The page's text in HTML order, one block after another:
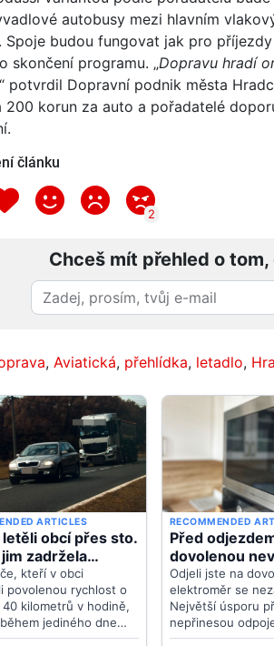
autobusy mezi hlavním
Spoje budou fungovat jak pro
skončení programu. „Dopravu hradí
“ potvrdil Dopravní podnik města
200 korun za auto a pořadatelé
článku
2
Chceš mít přehled o
, Aviatická, přehlídka, letadlo,